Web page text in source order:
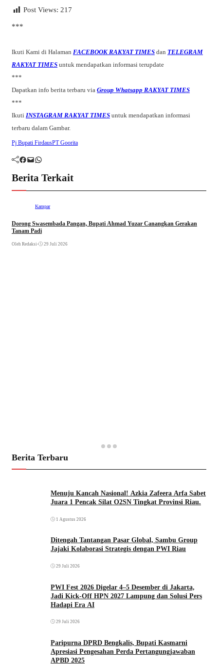
Post Views: 217
***
Ikuti Kami di Halaman FACEBOOK RAKYAT TIMES dan TELEGRAM
RAKYAT TIMES untuk mendapatkan informasi terupdate
***
Dapatkan info berita terbaru via Group Whatsapp RAKYAT TIMES
***
Ikuti INSTAGRAM RAKYAT TIMES untuk mendapatkan informasi
terbaru dalam Gambar.
Pj Bupati FirdausPT Goorita
Facebook Mail WhatsApp
Berita Terkait
Kampar
Dorong Swasembada Pangan, Bupati Ahmad Yuzar Canangkan Gerakan
Tanam Padi
Oleh Redaksi • 29 Juli 2026
Berita Terbaru
Menuju Kancah Nasional! Azkia Zafeera Arfa Sabet
Juara 1 Pencak Silat O2SN Tingkat Provinsi Riau.
1 Agustus 2026
Ditengah Tantangan Pasar Global, Sambu Group
Jajaki Kolaborasi Strategis dengan PWI Riau
29 Juli 2026
PWI Fest 2026 Digelar 4–5 Desember di Jakarta,
Jadi Kick-Off HPN 2027 Lampung dan Solusi Pers
Hadapi Era AI
29 Juli 2026
Paripurna DPRD Bengkalis, Bupati Kasmarni
Apresiasi Pengesahan Perda Pertangungjawaban
APBD 2025